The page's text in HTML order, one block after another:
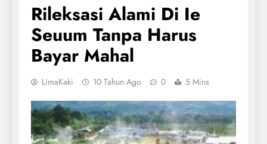
Rileksasi Alami Di Ie
Seuum Tanpa Harus
Bayar Mahal
LimaKaki 10 Tahun Ago 0 5 Mins